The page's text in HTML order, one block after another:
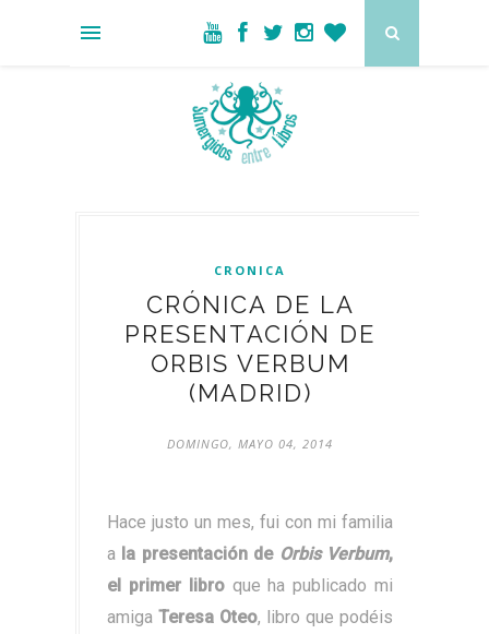
CRONICA
CRÓNICA DE LA
PRESENTACIÓN DE
ORBIS VERBUM
(MADRID)
DOMINGO, MAYO 04, 2014
Hace justo un mes, fui con mi familia
a la presentación de Orbis Verbum,
el primer libroque ha publicado mi
amiga Teresa Oteo, libro que podéis